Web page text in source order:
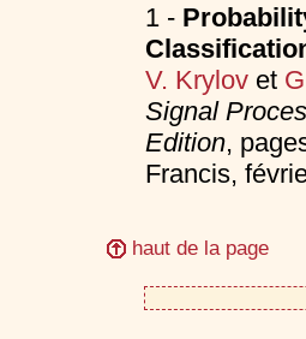
1 -
V. Krylovet
Signal
Edition,
Francis,
haut de la page